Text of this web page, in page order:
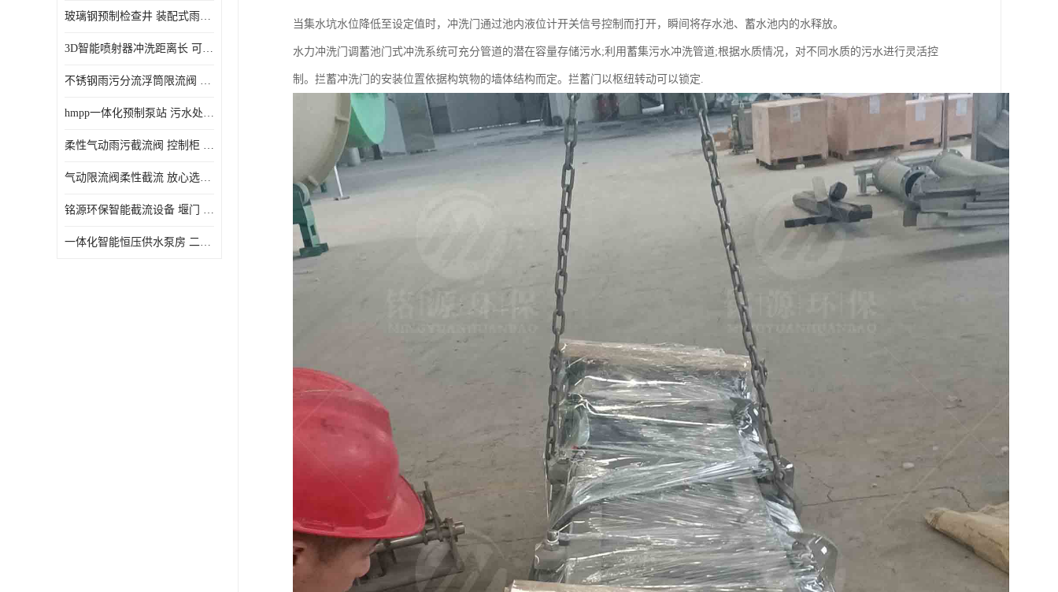
玻璃钢预制检查井 装配式雨水污水井 初期弃流井 源头厂家
3D智能喷射器冲洗距离长 可270度旋转 高强度水压远距离喷洗
不锈钢雨污分流浮筒限流阀 DN150-DN1000 品质可信
hmpp一体化预制泵站 污水处理系统 乡镇学校市政排水 厂家供应
柔性气动雨污截流阀 控制柜 远程控制安全性高检修方便
气动限流阀柔性截流 放心选购 控源截污铭源环保
铭源环保智能截流设备 堰门 铸铁调节闸门作用 源头商家 可定制
一体化智能恒压供水泵房 二次加压供水设备户外智慧泵房
当集水坑水位降低至设定值时，冲洗门通过池内液位计开关信号控制而打开，瞬间将存水池、蓄水池内的水释放。
水力冲洗门调蓄池门式冲洗系统可充分管道的潜在容量存储污水;利用蓄集污水冲洗管道;根据水质情况，对不同水质的污水进行灵活控
制。拦蓄冲洗门的安装位置依据构筑物的墙体结构而定。拦蓄门以枢纽转动可以锁定.